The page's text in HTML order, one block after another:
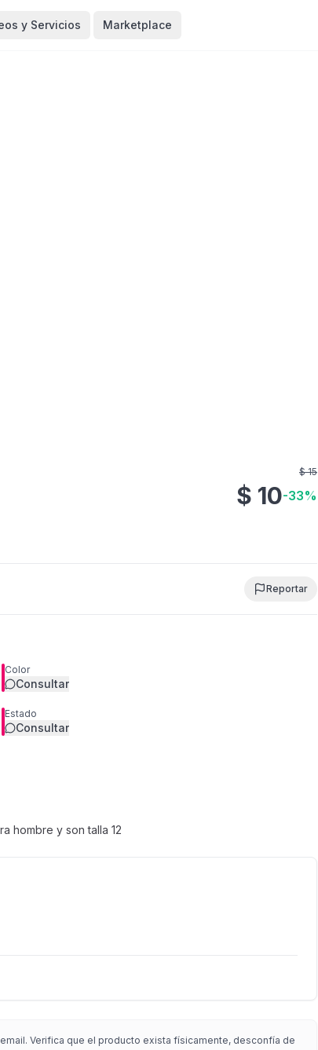
y Servicios Marketplace
$ 15
$ 10-33%
Reportar
Color
Consultar
Estado
Consultar
hombre y son talla 12
Verifica que el producto exista físicamente, desconfía de